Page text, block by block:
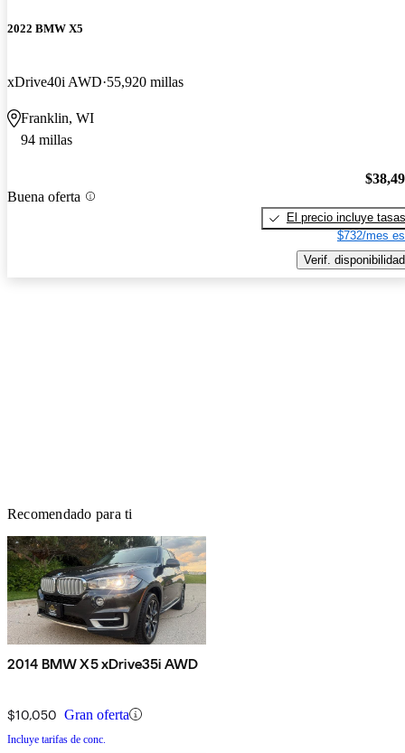
2022 BMW X5
xDrive40i AWD 55,920 millas
Franklin, WI
94 millas
Buena oferta
El precio incluye tasas
$732/mes
Verif. disponibilidad
Recomendado para ti
2014 BMW X5 xDrive35i AWD
$10,050 Gran oferta
Incluye tarifas de conc.